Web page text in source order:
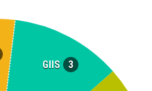
GIIS 3